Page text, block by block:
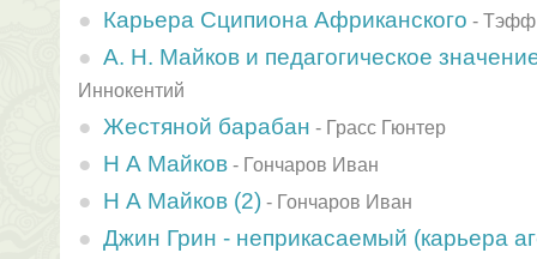
Карьера Сципиона Африканского -
А. Н. Майков и педагогическое
Иннокентий
Жестяной барабан - Грасс Гюнтер
Н А Майков - Гончаров Иван
Н А Майков (2) - Гончаров Иван
Джин Грин - неприкасаемый (карьера